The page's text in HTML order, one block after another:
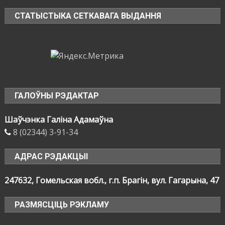
СТАТЫСТЫКА СЕТКАВАГА ВЫДАННЯ
ГАЛОЎНЫ РЭДАКТАР
Шаўчэнка Галіна Адамаўна
8 (02344) 3-91-34
АДРАС РЭДАКЦЫІ
247632, Гомельская вобл., г.п. Брагін, вул. Гагарына, 47
РАЗМЯСЦІЦЬ РЭКЛАМУ